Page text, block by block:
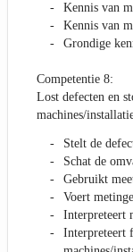
Kennis van
Kennis van
Grondige
Competentie 8:
Lost defecten en
machines/
Stelt de
Schat de
Gebruikt
Voert
Interpreteert
Interpreteert